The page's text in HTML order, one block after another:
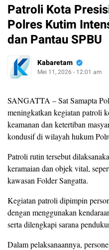
Patroli Kota
Polres Kutim
dan Pantau SPBU
Kabaretam
Mei 11, 2026 - 12:01 am
SANGATTA – Sat Samapta
meningkatkan kegiatan patroli
keamanan dan ketertiban
kondusif di wilayah hukum
Patroli rutin tersebut
keramaian dan objek vital,
kawasan Folder Sangatta.
Kegiatan patroli dipimpin
dengan menggunakan
serta dilengkapi sarana
Dalam pelaksanaannya,